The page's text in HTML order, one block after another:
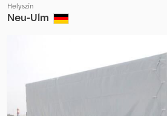
Helyszín
Neu-Ulm